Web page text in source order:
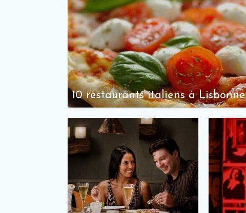
10 restaurants italiens à Lisbonne